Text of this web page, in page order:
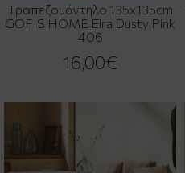
Τραπεζομάντηλο 135x135cm
GOFIS HOME Eira Dusty Pink
406
16,00€